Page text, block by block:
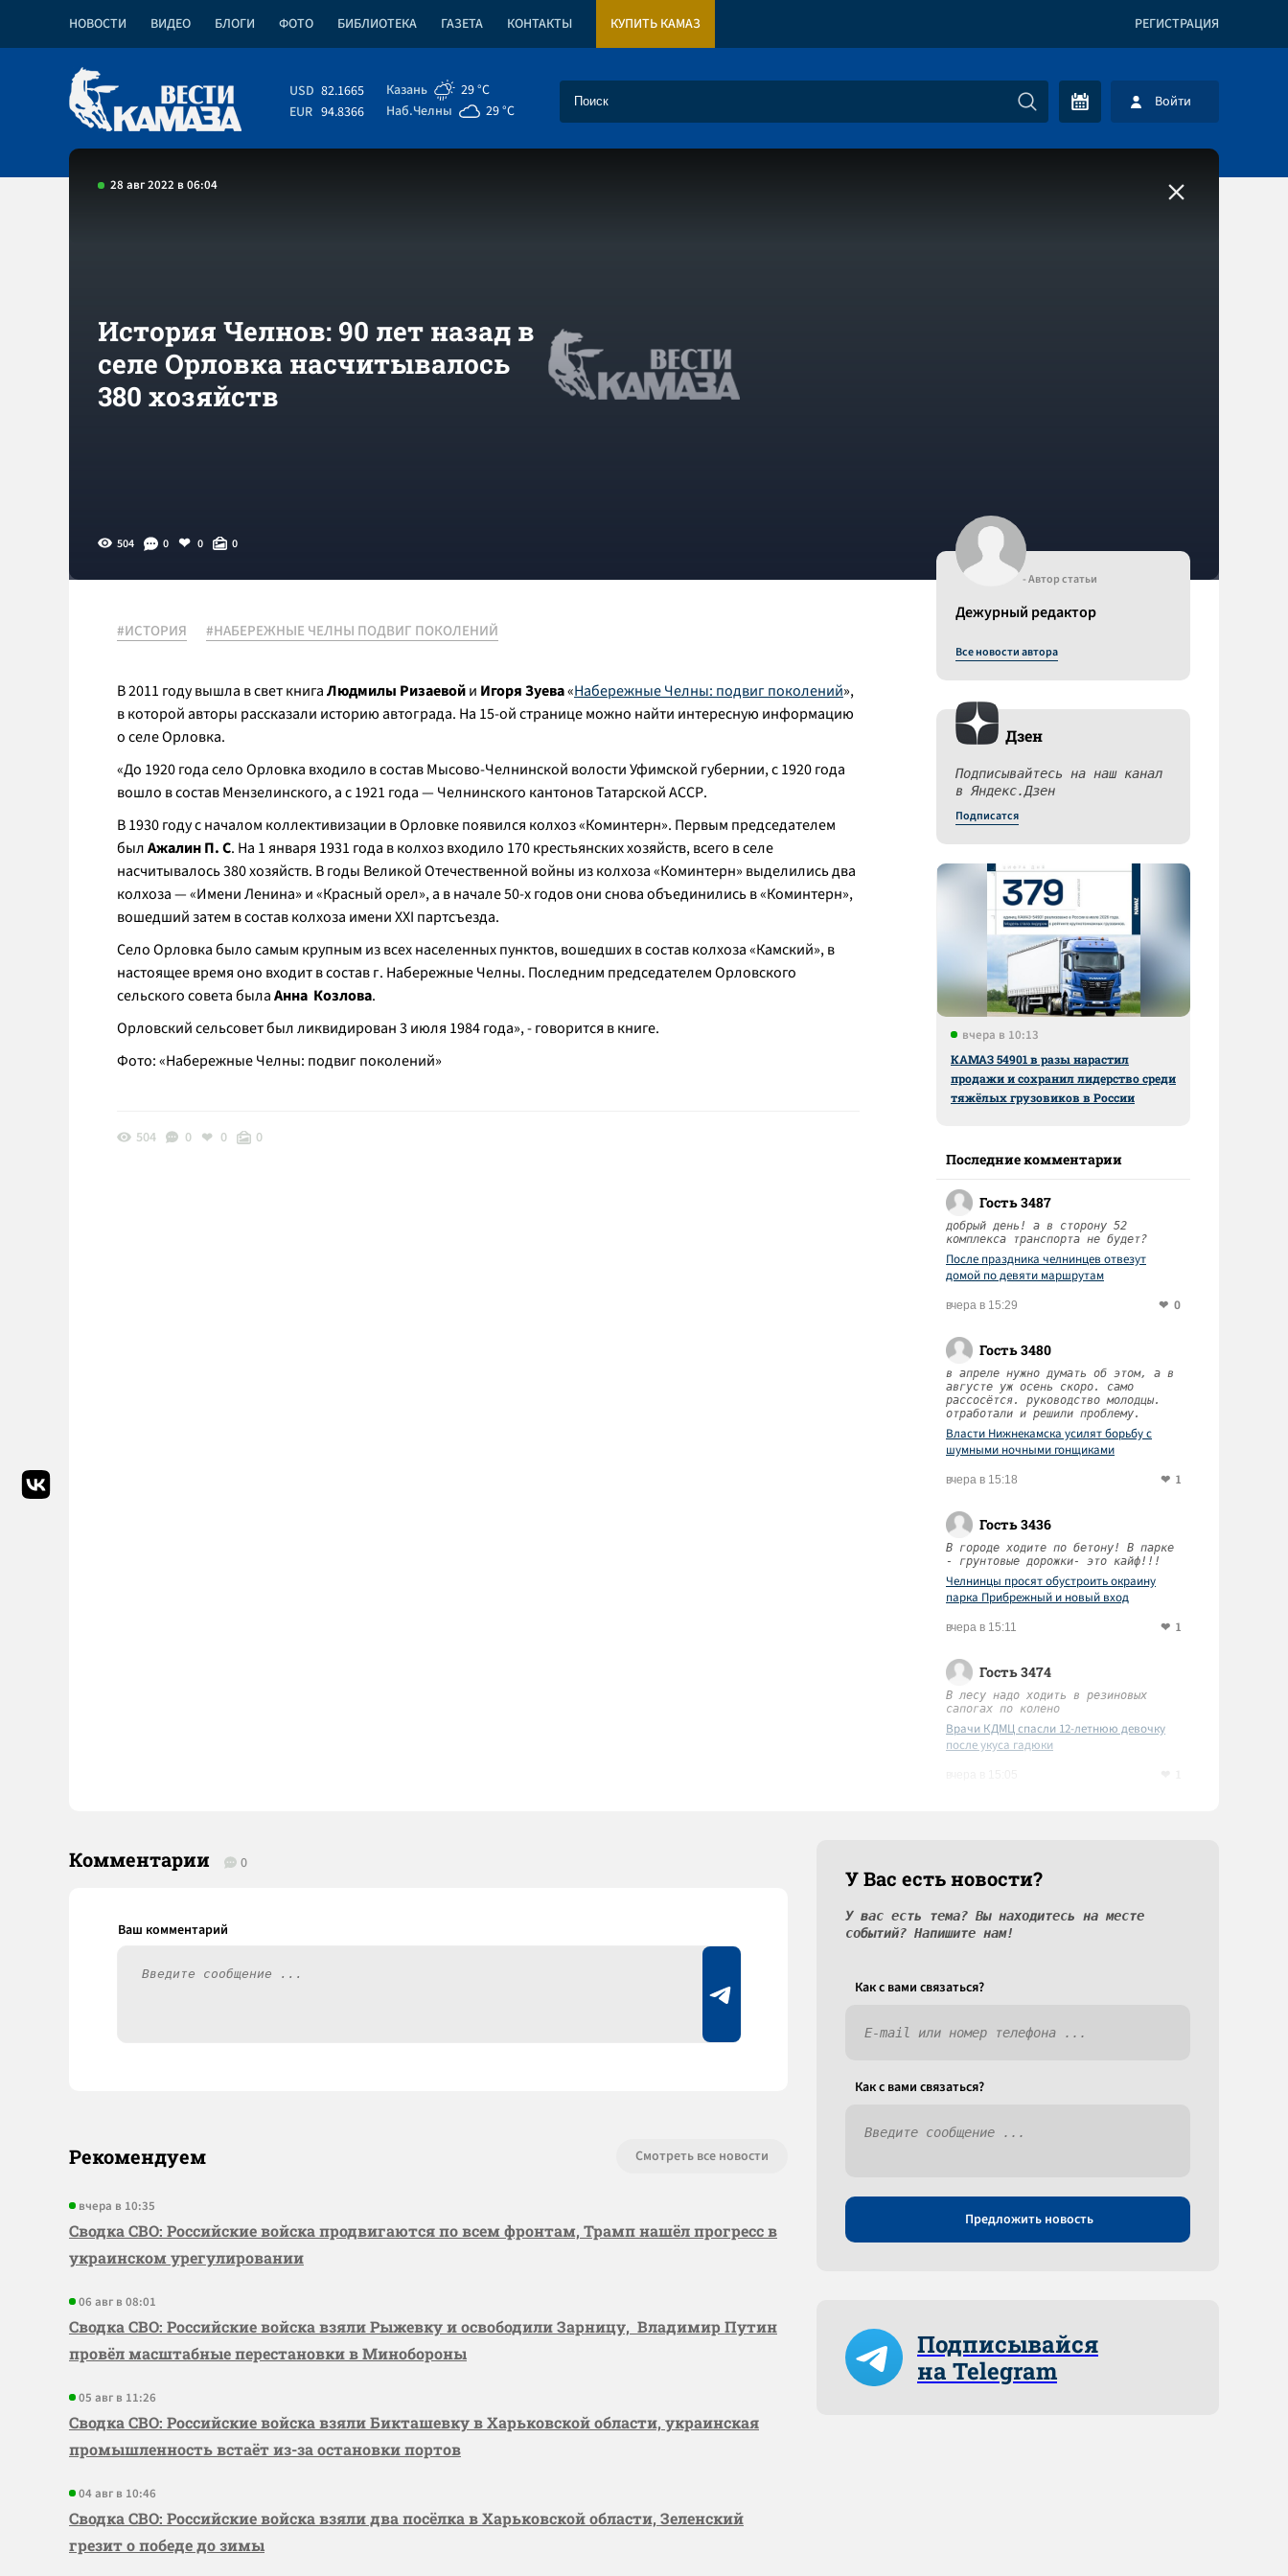
НОВОСТИ ВИДЕО БЛОГИ ФОТО БИБЛИОТЕКА ГАЗЕТА КОНТАКТЫ КУПИТЬ КАМАЗ РЕГИСТРАЦИЯ
USD 82.1665
EUR 94.8366
Казань
29 °C
Наб.Челны
29 °C Войти
28 авг 2022 в 06:04
История Челнов: 90 лет назад в
селе Орловка насчитывалось
380 хозяйств
504 0 0 0
#ИСТОРИЯ #НАБЕРЕЖНЫЕ ЧЕЛНЫ ПОДВИГ ПОКОЛЕНИЙ
В 2011 году вышла в свет книгаЛюдмилы Ризаевойи Игоря Зуева«Набережные Челны: подвиг поколений»,
в которой авторы рассказали историю автограда. На 15-ой странице можно найти интересную информацию
о селе Орловка.
«До 1920 года село Орловка входило в состав Мысово-Челнинской волости Уфимской губернии, с 1920 года
вошло в состав Мензелинского, а с 1921 года — Челнинского кантонов Татарской АССР.
В 1930 году с началом коллективизации в Орловке появился колхоз «Коминтерн». Первым председателем
былАжалин П. С. На 1 января 1931 года в колхоз входило 170 крестьянских хозяйств, всего в селе
насчитывалось 380 хозяйств. В годы Великой Отечественной войны из колхоза «Коминтерн» выделились два
колхоза — «Имени Ленина» и «Красный орел», а в начале 50-х годов они снова объединились в «Коминтерн»,
вошедший затем в состав колхоза имени XXI партсъезда.
Село Орловка было самым крупным из всех населенных пунктов, вошедших в состав колхоза «Камский», в
настоящее время оно входит в состав г. Набережные Челны. Последним председателем Орловского
сельского совета былаАнна Козлова.
Орловский сельсовет был ликвидирован 3 июля 1984 года», - говорится в книге.
Фото: «Набережные Челны: подвиг поколений»
504 0 0 0
- Автор статьи
Дежурный редактор
Все новости автора
Дзен
Подписывайтесь на наш канал
в Яндекс.Дзен
Подписатся
вчера в 10:13
КАМАЗ 54901 в разы нарастил
продажи и сохранил лидерство среди
тяжёлых грузовиков в России
Последние комментарии
Гость 3487
добрый день! а в сторону 52
комплекса транспорта не будет?
После праздника челнинцев отвезут
домой по девяти маршрутам
вчера в 15:29 0
Гость 3480
в апреле нужно думать об этом, а в
августе уж осень скоро. само
рассосётся. руководство молодцы.
отработали и решили проблему.
Власти Нижнекамска усилят борьбу с
шумными ночными гонщиками
вчера в 15:18 1
Гость 3436
В городе ходите по бетону! В парке
- грунтовые дорожки- это кайф!!!
Челнинцы просят обустроить окраину
парка Прибрежный и новый вход
вчера в 15:11 1
Гость 3474
В лесу надо ходить в резиновых
сапогах по колено
Врачи КДМЦ спасли 12-летнюю девочку
после укуса гадюки
Комментарии 0
Рекомендуем Смотреть все новости
вчера в 10:35
Сводка СВО: Российские войска продвигаются по всем фронтам, Трамп нашёл прогресс в
украинском урегулировании
06 авг в 08:01
Сводка СВО: Российские войска взяли Рыжевку и освободили Зарницу, Владимир Путин
провёл масштабные перестановки в Минобороны
05 авг в 11:26
Сводка СВО: Российские войска взяли Бикташевку в Харьковской области, украинская
промышленность встаёт из-за остановки портов
04 авг в 10:46
Сводка СВО: Российские войска взяли два посёлка в Харьковской области, Зеленский
грезит о победе до зимы
У Вас есть новости?
У вас есть тема? Вы находитесь на месте
событий? Напишите нам!
Как c вами связаться?
Как c вами связаться?
Предложить новость
Подписывайся
на Telegram